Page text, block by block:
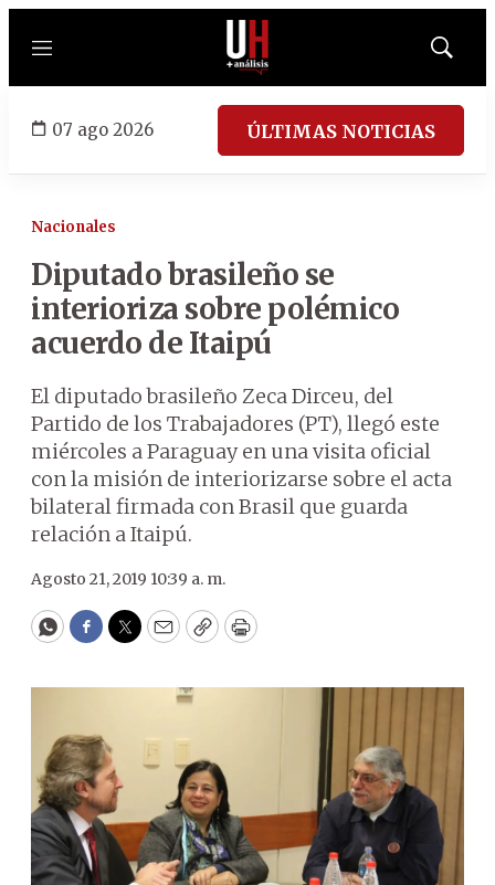
Menú
Mostrar
07 ago 2026 ÚLTIMAS NOTICIAS
Nacionales
Diputado brasileño se
interioriza sobre polémico
acuerdo de Itaipú
El diputado brasileño Zeca Dirceu, del
Partido de los Trabajadores (PT), llegó este
miércoles a Paraguay en una visita oficial
con la misión de interiorizarse sobre el acta
bilateral firmada con Brasil que guarda
relación a Itaipú.
Agosto 21, 2019 10:39 a. m.
WhatsApp
Facebook
Twitter
EmailCopyPrint